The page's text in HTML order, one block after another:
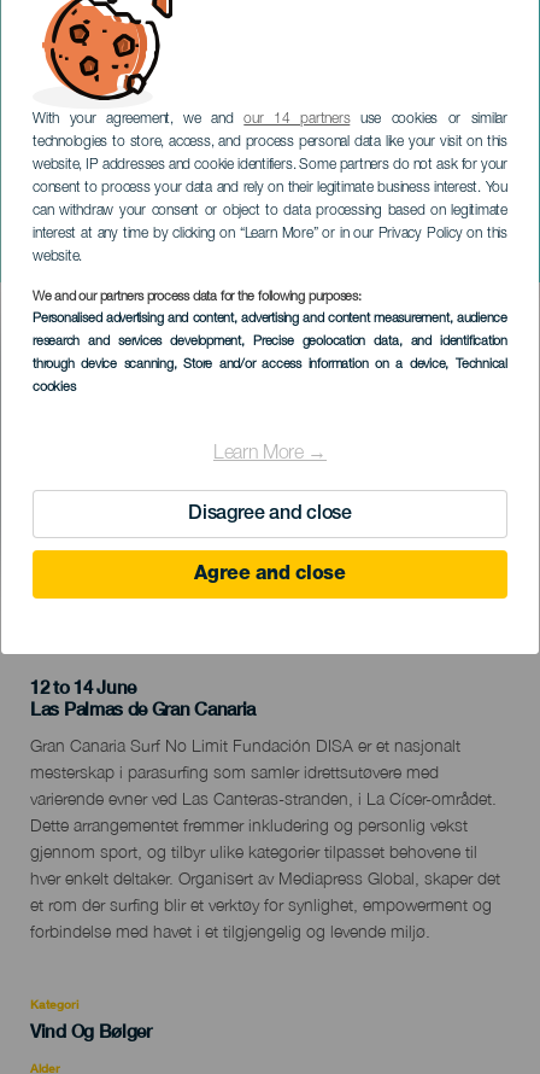
With your agreement, we andour 14 partnersuse cookies or similar
technologies to store, access, and process personal data like your visit on this
website, IP addresses and cookie identifiers. Some partners do not ask for your
consent to process your data and rely on their legitimate business interest. You
can withdraw your consent or object to data processing based on legitimate
interest at any time by clicking on “Learn More” or in our Privacy Policy on this
website.
We and our partners process data for the following purposes:
Personalised advertising and content, advertising and content measurement, audience
research and services development, Precise geolocation data, and identification
through device scanning, Store and/or access information on a device, Technical
cookies
Learn More →
Disagree and close
Agree and close
Spansk mesterskap i
parasurfing: LPA Surf City
GRAN CANARIA
Imagen
Listado
12 to 14 June
Localidad
Las Palmas de Gran Canaria
Descripción
del
evento
Gran Canaria Surf No Limit Fundación DISA er et nasjonalt
mesterskap i parasurfing som samler idrettsutøvere med
varierende evner ved Las Canteras-stranden, i La Cícer-området.
Dette arrangementet fremmer inkludering og personlig vekst
gjennom sport, og tilbyr ulike kategorier tilpasset behovene til
hver enkelt deltaker. Organisert av Mediapress Global, skaper det
et rom der surfing blir et verktøy for synlighet, empowerment og
forbindelse med havet i et tilgjengelig og levende miljø.
Kategori
Categoría
evento
Vind Og Bølger
Alder